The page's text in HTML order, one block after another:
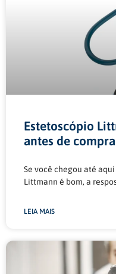
Estetoscópio
antes de
Se você chegou até
Littmann é bom, a
LEIA MAIS